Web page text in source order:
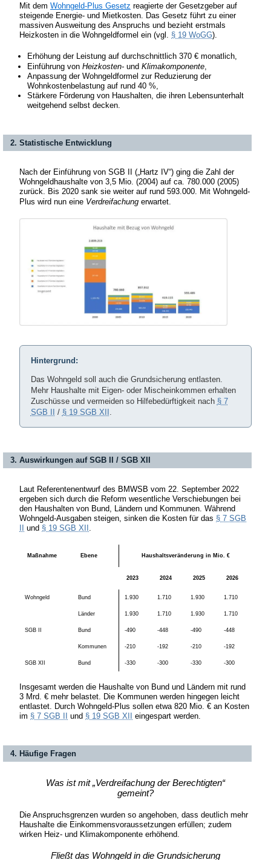
Mit dem Wohngeld-Plus Gesetz reagierte der Gesetzgeber auf
steigende Energie- und Mietkosten. Das Gesetz führt zu einer
massiven Ausweitung des Anspruchs und bezieht erstmals
Heizkosten in die Wohngeldformel ein (vgl. § 19 WoGG).
Erhöhung der Leistung auf durchschnittlich 370 € monatlich,
Einführung von Heizkosten-und Klimakomponente,
Anpassung der Wohngeldformel zur Reduzierung der
Wohnkostenbelastung auf rund 40 %,
Stärkere Förderung von Haushalten, die ihren Lebensunterhalt
weitgehend selbst decken.
2. Statistische Entwicklung
Nach der Einführung von SGB II („Hartz IV“) ging die Zahl der
Wohngeldhaushalte von 3,5 Mio. (2004) auf ca. 780.000 (2005)
zurück. Bis 2020 sank sie weiter auf rund 593.000. Mit Wohngeld-
Plus wird nun eine Verdreifachung erwartet.
Hintergrund:
Das Wohngeld soll auch die Grundsicherung entlasten.
Mehr Haushalte mit Eigen- oder Mischeinkommen erhalten
Zuschüsse und vermeiden so Hilfebedürftigkeit nach § 7
SGB II
/ § 19 SGB XII
3. Auswirkungen auf SGB II / SGB XII
Laut Referentenentwurf des BMWSB vom 22. September 2022
ergeben sich durch die Reform wesentliche Verschiebungen bei
den Haushalten von Bund, Ländern und Kommunen. Während
Wohngeld-Ausgaben steigen, sinken die Kosten für das § 7 SGB
und § 19 SGB XII
Maßnahme Ebene Haushaltsveränderung in Mio. €
2023 2024 2025 2026
Wohngeld Bund 1.930 1.710 1.930 1.710
Länder 1.930 1.710 1.930 1.710
SGB II Bund -490 -448 -490 -448
Kommunen -210 -192 -210 -192
SGB XII Bund -330 -300 -330 -300
Insgesamt werden die Haushalte von Bund und Ländern mit rund
3 Mrd. € mehr belastet. Die Kommunen werden hingegen leicht
entlastet. Durch Wohngeld-Plus sollen etwa 820 Mio. € an Kosten
im § 7 SGB II und § 19 SGB XII eingespart werden.
4. Häufige Fragen
Was ist mit „Verdreifachung der Berechtigten“
gemeint?
Die Anspruchsgrenzen wurden so angehoben, dass deutlich mehr
Haushalte die Einkommensvoraussetzungen erfüllen; zudem
wirken Heiz- und Klimakomponente erhöhend.
Fließt das Wohngeld in die Grundsicherung